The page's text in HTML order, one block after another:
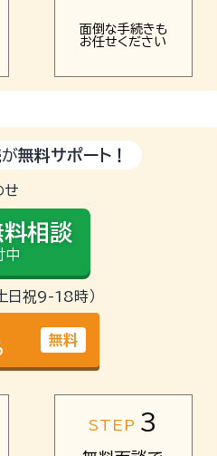
面倒な手続きも
お任せください
無料サポート！
せ
料相談
中
日祝9-18時）
無料
STEP 3